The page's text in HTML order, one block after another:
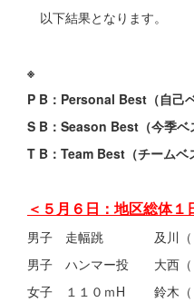
以下結果となります。
※
P B：Personal Best（自己
S B：Season Best（今季ベ
T B：Team Best（チームベ
＜５月６日：地区総体１
男子 走幅跳 及川（１
男子 ハンマー投 大西（
女子 １１０ｍH 鈴木（